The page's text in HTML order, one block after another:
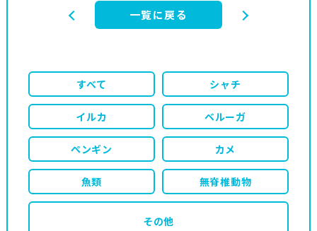
一覧に戻る
すべて シャチ
イルカ ベルーガ
ペンギン カメ
魚類 無脊椎動物
その他